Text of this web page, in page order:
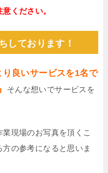
ください。
しております！
り良いサービスを1名で
そんな想いでサービスを
現場のお写真を頂くこ
の参考になると思いま